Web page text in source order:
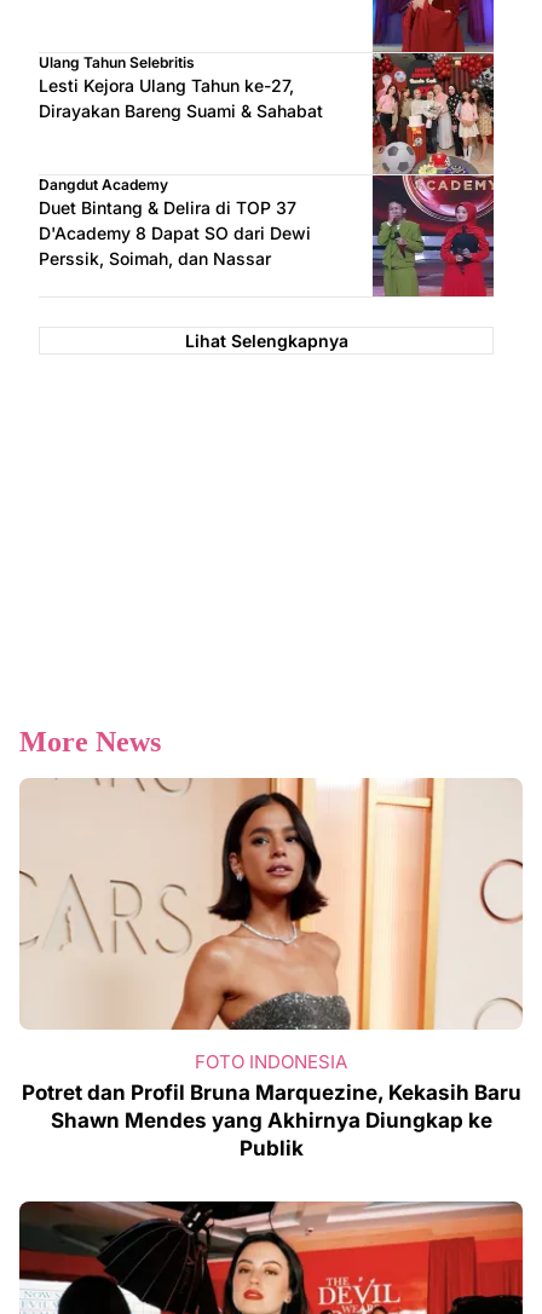
Ulang Tahun Selebritis
Lesti Kejora Ulang Tahun ke-27,
Dirayakan Bareng Suami & Sahabat
Dangdut Academy
Duet Bintang & Delira di TOP 37
D'Academy 8 Dapat SO dari Dewi
Perssik, Soimah, dan Nassar
Lihat Selengkapnya
More News
FOTO INDONESIA
Potret dan Profil Bruna Marquezine, Kekasih Baru
Shawn Mendes yang Akhirnya Diungkap ke
Publik